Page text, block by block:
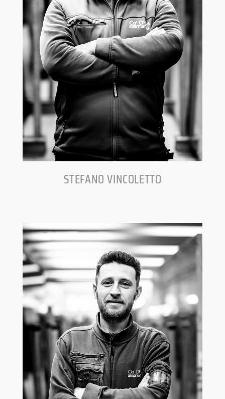
STEFANO VINCOLETTO